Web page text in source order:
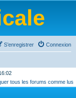
Connexion
S’enregistrer
tous les forums comme lus